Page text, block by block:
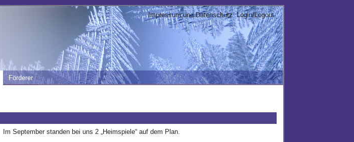
Impressum und Datenschutz Login/Logout
Förderer
Im September standen bei uns 2 „Heimspiele“ auf dem Plan.